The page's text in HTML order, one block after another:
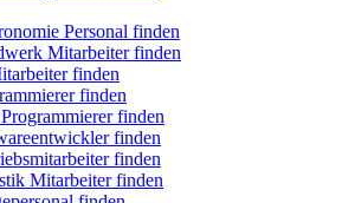
Personal finden
Mitarbeiter finden
finden
finden
finden
finden
finden
Mitarbeiter finden